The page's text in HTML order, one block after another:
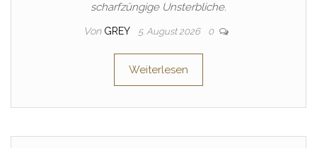
scharfzüngige Unsterbliche.
Von GREY 5. August 2026 0
Weiterlesen